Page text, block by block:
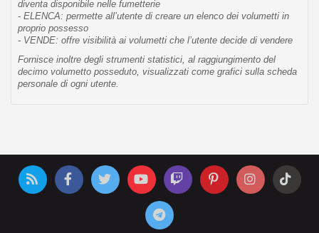
diventa disponibile nelle fumetterie
- ELENCA: permette all’utente di creare un elenco dei volumetti in
proprio possesso
- VENDE: offre visibilità ai volumetti che l’utente decide di vendere
Fornisce inoltre degli strumenti statistici, al raggiungimento del
decimo volumetto posseduto, visualizzati come grafici sulla scheda
personale di ogni utente.